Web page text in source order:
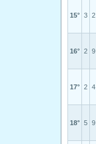
15° 3 2
16° 2 9
17° 2 4
18° 5 9